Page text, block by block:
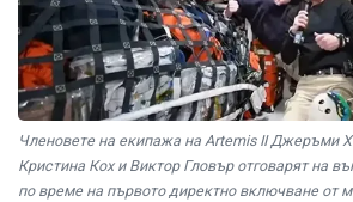
Членовете на екипажа на Artemis II Джеръми
Кристина Кох и Виктор Гловър отговарят на
по време на първото директно включване от